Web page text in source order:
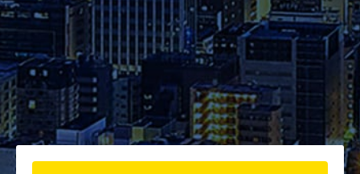
2026年度パンフレット配布開
始！カリキュラム全体、各科目
詳細、院生プロフィールについ
て、詳しく知りたい方は資料請
求フォームからお申込みくださ
い。